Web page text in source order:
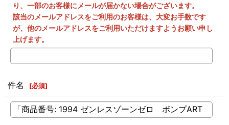
り、一部のお客様にメールが届かない場合がございます。
該当のメールアドレスをご利用のお客様は、大変お手数です
が、他のメールアドレスをご利用いただけますようお願い申し
上げます。
件名 [必須]